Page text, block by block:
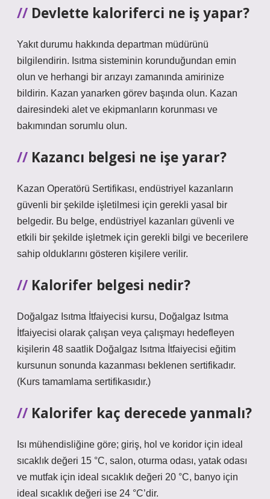
Devlette kaloriferci ne iş yapar?
Yakıt durumu hakkında departman müdürünü
bilgilendirin. Isıtma sisteminin korunduğundan emin
olun ve herhangi bir arızayı zamanında amirinize
bildirin. Kazan yanarken görev başında olun. Kazan
dairesindeki alet ve ekipmanların korunması ve
bakımından sorumlu olun.
Kazancı belgesi ne işe yarar?
Kazan Operatörü Sertifikası, endüstriyel kazanların
güvenli bir şekilde işletilmesi için gerekli yasal bir
belgedir. Bu belge, endüstriyel kazanları güvenli ve
etkili bir şekilde işletmek için gerekli bilgi ve becerilere
sahip olduklarını gösteren kişilere verilir.
Kalorifer belgesi nedir?
Doğalgaz Isıtma İtfaiyecisi kursu, Doğalgaz Isıtma
İtfaiyecisi olarak çalışan veya çalışmayı hedefleyen
kişilerin 48 saatlik Doğalgaz Isıtma İtfaiyecisi eğitim
kursunun sonunda kazanması beklenen sertifikadır.
(Kurs tamamlama sertifikasıdır.)
Kalorifer kaç derecede yanmalı?
Isı mühendisliğine göre; giriş, hol ve koridor için ideal
sıcaklık değeri 15 °C, salon, oturma odası, yatak odası
ve mutfak için ideal sıcaklık değeri 20 °C, banyo için
ideal sıcaklık değeri ise 24 °C’dir.